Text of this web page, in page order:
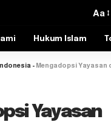
Aa
Hukum Islam
- Mengadopsi Yayasan dengan Konsep Kemasjidan
Yayasan